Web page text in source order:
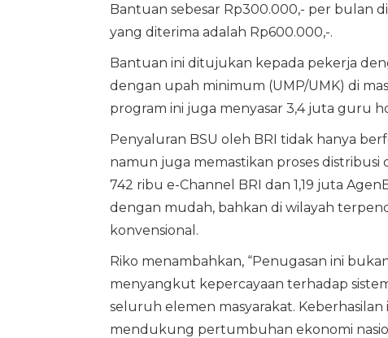
Bantuan sebesar Rp300.000,- per bulan
yang diterima adalah Rp600.000,-.
Bantuan ini ditujukan kepada pekerja
dengan upah minimum (UMP/UMK) di
program ini juga menyasar 3,4 juta guru
Penyaluran BSU oleh BRI tidak hanya
namun juga memastikan proses
742 ribu e-Channel BRI dan 1,19 juta
dengan mudah, bahkan di wilayah
konvensional.
Riko menambahkan, “Penugasan ini
menyangkut kepercayaan terhadap
seluruh elemen masyarakat.
mendukung pertumbuhan ekonomi